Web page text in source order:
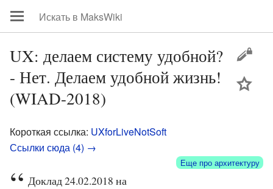
UX: делаем систему удобной?
- Нет. Делаем удобной жизнь!
(WIAD-2018)
Короткая ссылка: UXforLiveNotSoft
Ссылки сюда (4) →
Еще про архитектуру
Доклад 24.02.2018 на